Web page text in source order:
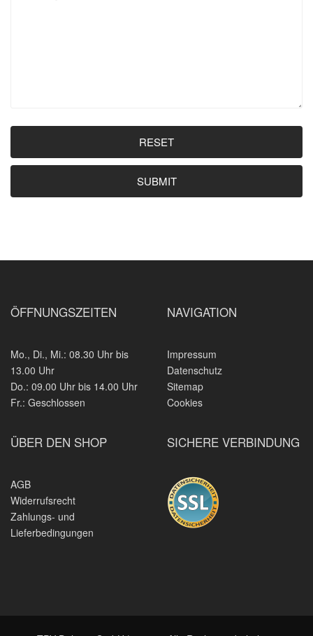
RESET
SUBMIT
ÖFFNUNGSZEITEN
Mo., Di., Mi.: 08.30 Uhr bis
13.00 Uhr
Do.: 09.00 Uhr bis 14.00 Uhr
Fr.: Geschlossen
NAVIGATION
Impressum
Datenschutz
Sitemap
Cookies
ÜBER DEN SHOP
AGB
Widerrufsrecht
Zahlungs- und
Lieferbedingungen
SICHERE VERBINDUNG